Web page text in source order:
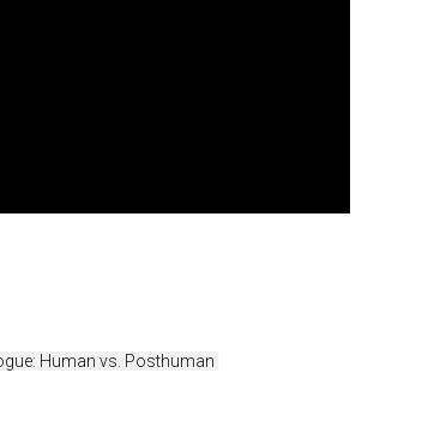
Human vs. Posthuman